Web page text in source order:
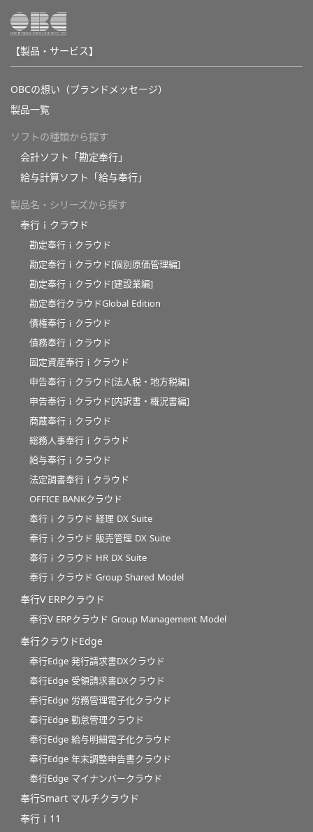
【製品・サービス】
OBCの想い（ブランドメッセージ）
製品一覧
ソフトの種類から探す
会計ソフト「勘定奉行」
給与計算ソフト「給与奉行」
製品名・シリーズから探す
奉行ｉクラウド
勘定奉行ｉクラウド
勘定奉行ｉクラウド[個別原価管理編]
勘定奉行ｉクラウド[建設業編]
勘定奉行クラウドGlobal Edition
債権奉行ｉクラウド
債務奉行ｉクラウド
固定資産奉行ｉクラウド
申告奉行ｉクラウド[法人税・地方税編]
申告奉行ｉクラウド[内訳書・概況書編]
商蔵奉行ｉクラウド
総務人事奉行ｉクラウド
給与奉行ｉクラウド
法定調書奉行ｉクラウド
OFFICE BANKクラウド
奉行ｉクラウド 経理 DX Suite
奉行ｉクラウド 販売管理 DX Suite
奉行ｉクラウド HR DX Suite
奉行ｉクラウド Group Shared Model
奉行V ERPクラウド
奉行V ERPクラウド Group Management Model
奉行クラウドEdge
奉行Edge 発行請求書DXクラウド
奉行Edge 受領請求書DXクラウド
奉行Edge 労務管理電子化クラウド
奉行Edge 勤怠管理クラウド
奉行Edge 給与明細電子化クラウド
奉行Edge 年末調整申告書クラウド
奉行Edge マイナンバークラウド
奉行Smart マルチクラウド
奉行ｉ11